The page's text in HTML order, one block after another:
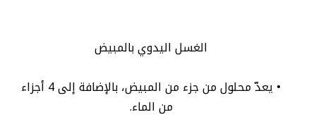
الغسل اليدوي بالمبيض
• يعدّ محلول من جزء من المبيض، بالإضافة إلى 4 أجزاء
من الماء.